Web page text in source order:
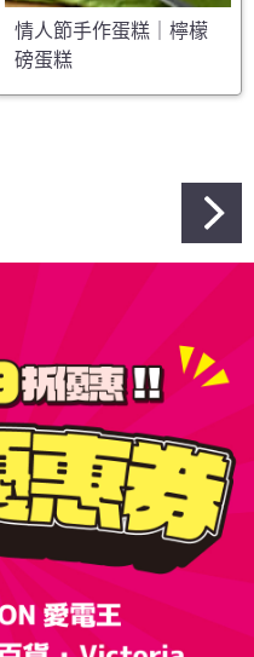
情人節手作蛋糕｜檸檬
磅蛋糕